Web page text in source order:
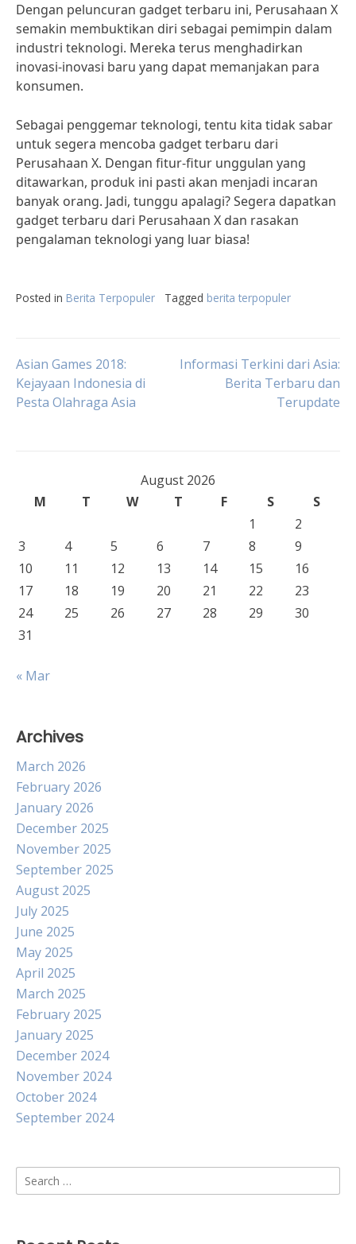
Dengan peluncuran gadget terbaru ini, Perusahaan X
semakin membuktikan diri sebagai pemimpin dalam
industri teknologi. Mereka terus menghadirkan
inovasi-inovasi baru yang dapat memanjakan para
konsumen.
Sebagai penggemar teknologi, tentu kita tidak sabar
untuk segera mencoba gadget terbaru dari
Perusahaan X. Dengan fitur-fitur unggulan yang
ditawarkan, produk ini pasti akan menjadi incaran
banyak orang. Jadi, tunggu apalagi? Segera dapatkan
gadget terbaru dari Perusahaan X dan rasakan
pengalaman teknologi yang luar biasa!
Posted in Berita Terpopuler Tagged berita terpopuler
Post
navigation
Asian Games 2018:
Kejayaan Indonesia di
Pesta Olahraga Asia
Informasi Terkini dari Asia:
Berita Terbaru dan
Terupdate
August 2026
M
T W T F S
S
1
2
3
4 5 6 7 8
9
10
11 12 13 14 15
16
17
18 19 20 21 22
23
24
25 26 27 28 29
30
31
« Mar
Archives
March 2026
February 2026
January 2026
December 2025
November 2025
September 2025
August 2025
July 2025
June 2025
May 2025
April 2025
March 2025
February 2025
January 2025
December 2024
November 2024
October 2024
September 2024
Search
for: